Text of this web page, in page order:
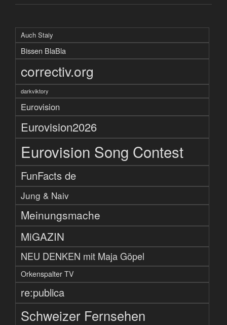
Auch Staiy
Bissen BlaBla
correctiv.org
darkviktory
Eurovision
Eurovision2026
Eurovision Song Contest
FunFacts de
Jung & Naiv
Meinungsmache
MiGAZIN
NEU DENKEN mit Maja Göpel
Orkenspalter TV
re:publica
Schweizer Fernsehen